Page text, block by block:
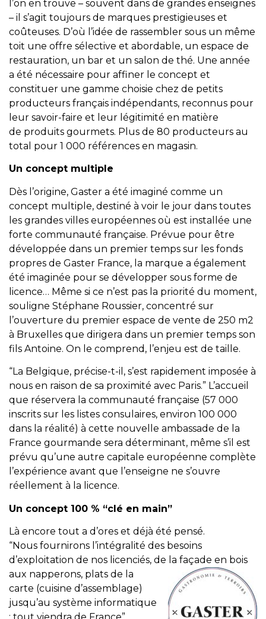
l’on en trouve – souvent dans de grandes enseignes
– il s’agit toujours de marques prestigieuses et
coûteuses. D’où l’idée de rassembler sous un même
toit une offre sélective et abordable, un espace de
restauration, un bar et un salon de thé. Une année
a été nécessaire pour affiner le concept et
constituer une gamme choisie chez de petits
producteurs français indépendants, reconnus pour
leur savoir-faire et leur légitimité en matière
de produits gourmets. Plus de 80 producteurs au
total pour 1 000 références en magasin.
Un concept multiple
Dès l’origine, Gaster a été imaginé comme un
concept multiple, destiné à voir le jour dans toutes
les grandes villes européennes où est installée une
forte communauté française. Prévue pour être
développée dans un premier temps sur les fonds
propres de Gaster France, la marque a également
été imaginée pour se développer sous forme de
licence… Même si ce n’est pas la priorité du moment,
souligne Stéphane Roussier, concentré sur
l’ouverture du premier espace de vente de 250 m2
à Bruxelles que dirigera dans un premier temps son
fils Antoine. On le comprend, l’enjeu est de taille.
“La Belgique, précise-t-il, s’est rapidement imposée à
nous en raison de sa proximité avec Paris.” L’accueil
que réservera la communauté française (57 000
inscrits sur les listes consulaires, environ 100 000
dans la réalité) à cette nouvelle ambassade de la
France gourmande sera déterminant, même s’il est
prévu qu’une autre capitale européenne complète
l’expérience avant que l’enseigne ne s’ouvre
réellement à la licence.
Un concept 100 % “clé en main”
Là encore tout a d’ores et déjà été pensé.
“Nous fournirons l’intégralité des besoins
d’exploitation de nos licenciés, de la façade en bois
aux napperons, plats de la
carte (cuisine d’assemblage)
jusqu’au système informatique